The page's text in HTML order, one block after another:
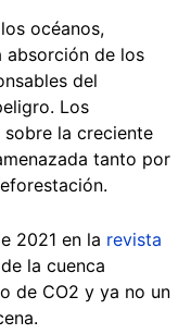
océanos,
absorción de los
del
Los
sobre la creciente
tanto por
2021 en la revista
la cuenca
de CO2 y ya no un